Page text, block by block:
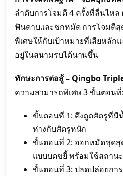
ลำดับการโจมตี 4 ครั้งที่ลื่นไหล
ฟันดาบและชกหมัด การโจมตีสุ
พิเศษให้กับเป้าหมายที่เสียหลัก
อยู่ในสนามรบได้นานขึ้น
ทักษะการต่อสู้ – Qingbo
ความสามารถพิเศษ 3 ขั้นตอนที่
ขั้นตอนที่ 1: ดึงดูดศัตรูที่มี
ห่างกับศัตรูหนัก
ขั้นตอนที่ 2: ออกหมัดชุดสุ
แบบบดขยี้ พร้อมใช้สถานะ
ขั้นตอนที่ 3: ปลดปล่อยกา